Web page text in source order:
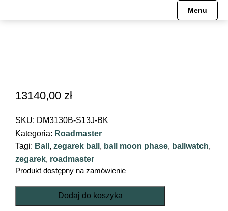
Menu
13140,00 zł
SKU: DM3130B-S13J-BK
Kategoria: Roadmaster
Tagi: Ball , zegarek ball , ball moon phase, ballwatch,
zegarek, roadmaster
Produkt dostępny na zamówienie
ROADMASTER
Dodaj do koszyka